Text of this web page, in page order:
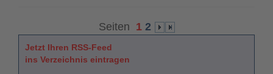
Seiten 1 2
Jetzt Ihren RSS-Feed
ins Verzeichnis eintragen